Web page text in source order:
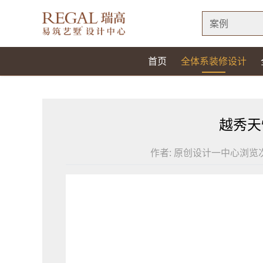
案例
首页 全体系装修设计
越秀
作者: 原创设计一中心浏览